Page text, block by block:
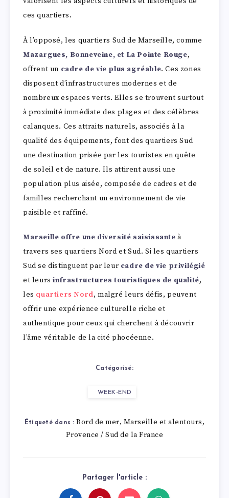
ces quartiers.
À l’opposé, les quartiers Sud de Marseille, comme
Mazargues, Bonneveine, et La Pointe Rouge,
offrent un cadre de vie plus agréable. Ces zones
disposent d’infrastructures modernes et de
nombreux espaces verts. Elles se trouvent surtout
à proximité immédiate des plages et des célèbres
calanques. Ces attraits naturels, associés à la
qualité des équipements, font des quartiers Sud
une destination prisée par les touristes en quête
de soleil et de nature. Ils attirent aussi une
population plus aisée, composée de cadres et de
familles recherchant un environnement de vie
paisible et raffiné.
Marseille offre une diversité saisissante à
travers ses quartiers Nord et Sud. Si les quartiers
Sud se distinguent par leur cadre de vie privilégié
et leursinfrastructures touristiques de qualité,
les quartiers Nord, malgré leurs défis, peuvent
offrir une expérience culturelle riche et
authentique pour ceux qui cherchent à découvrir
l’âme véritable de la cité phocéenne.
Catégorisé:
WEEK-END
Étiqueté dans : Bord de mer, Marseille et alentours,
Provence / Sud de la France
Partager l'article :